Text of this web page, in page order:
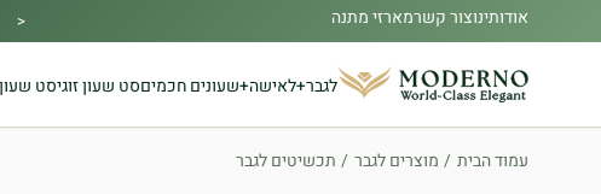
אודותינוצור קשרמארזי מתנה <
לגבר לאישה שעונים חכמיםסט שעון זוגיסט
עמוד הבית / מוצרים לגבר / תכשיטים לגבר